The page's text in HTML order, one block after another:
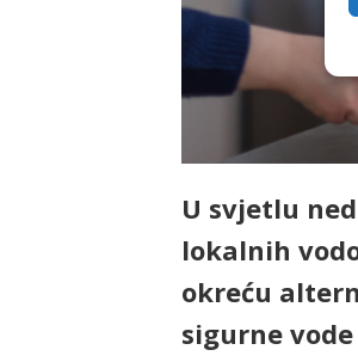
U svjetlu
lokalnih
okreću
sigurne